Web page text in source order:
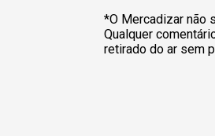
*O Mercadizar não
Qualquer
retirado do ar sem